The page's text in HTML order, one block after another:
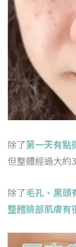
除了第一天有點
但整體經過大約
除了毛孔、黑頭
整體臉部肌膚有